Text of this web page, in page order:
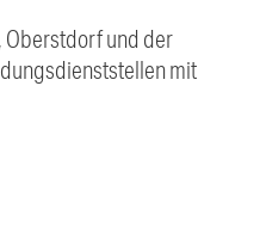
Oberstdorf und der
mit